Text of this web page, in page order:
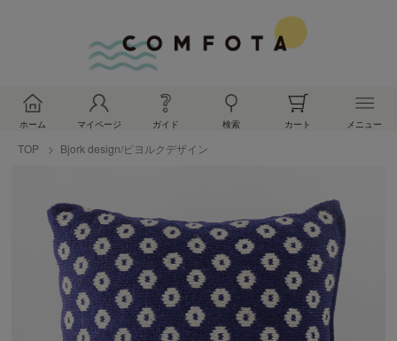
ホーム マイページ ガイド 検索 カート メニュー
TOP Bjork design/ビヨルクデザイン